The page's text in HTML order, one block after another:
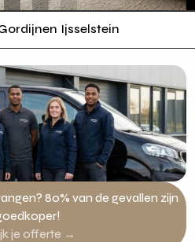
Ijsselstein
80% van de gevallen zijn
je offerte →